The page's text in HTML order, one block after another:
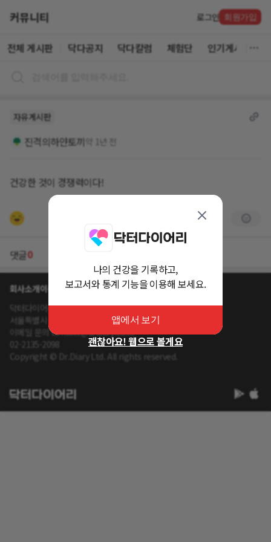
커뮤니티 로그인 회원가입
전체 게시판 닥다공지 닥다칼럼 체험단 인기게시글
자유게시판
진격의하얀토끼 약 1년 전
건강한 것이 경쟁력이다!
댓글0
회사소개이용약관개인정보 처리방침
닥터다이어리 대표 : 송제윤
서울특별시 강남구 테헤란로 416 연봉빌딩 8층
이메일 문의 contact@drdiary.co.kr
02-2135-2098
Copyright © Dr.Diary Ltd. All rights reserved.
나의 건강을 기록하고,
보고서와 통계 기능을 이용해 보세요.
앱에서 보기
괜찮아요! 웹으로 볼게요